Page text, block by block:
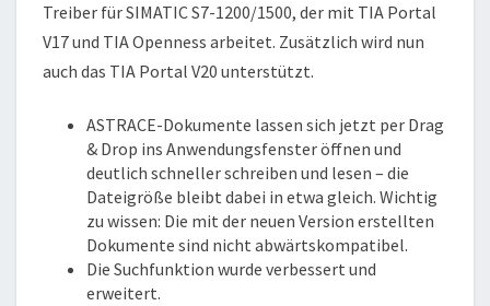
Treiber für SIMATIC S7-1200/1500, der mit TIA Portal
V17 und TIA Openness arbeitet. Zusätzlich wird nun
auch das TIA Portal V20 unterstützt.
ASTRACE-Dokumente lassen sich jetzt per Drag
& Drop ins Anwendungsfenster öffnen und
deutlich schneller schreiben und lesen – die
Dateigröße bleibt dabei in etwa gleich. Wichtig
zu wissen: Die mit der neuen Version erstellten
Dokumente sind nicht abwärtskompatibel.
Die Suchfunktion wurde verbessert und
erweitert.